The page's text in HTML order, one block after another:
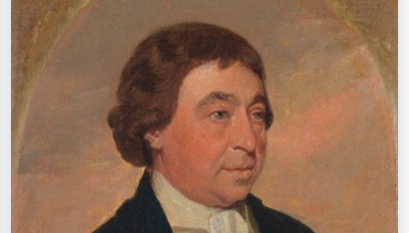
impressionnisme, vague de Hokusai,
tableau sombre, nu debout près d'un